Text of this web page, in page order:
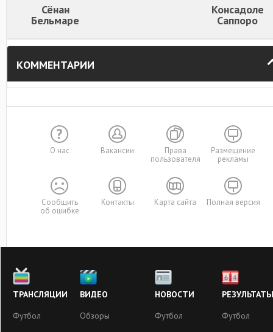
Сёнан
Бельмаре
Консадоле
Саппоро
КОММЕНТАРИИ
О нас Вакансии
Права
пользователя
Размещение
рекламы
Сообщить
об ошибке
Контакты Карта сайта Полная версия
ТРАНСЛЯЦИИ
Футбол
ВИДЕО
Обзоры
НОВОСТИ
Футбол
РЕЗУЛЬТАТЫ
Футбол